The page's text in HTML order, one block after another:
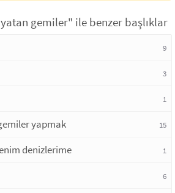
gemiler" ile benzer başlıklar
9
3
1
yapmak 15
denizlerime 1
6